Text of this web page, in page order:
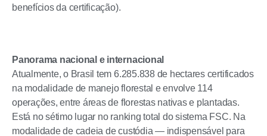
benefícios da certificação).
Panorama nacional e internacional
Atualmente, o Brasil tem 6.285.838 de hectares certificados
na modalidade de manejo florestal e envolve 114
operações, entre áreas de florestas nativas e plantadas.
Está no sétimo lugar no ranking total do sistema FSC. Na
modalidade de cadeia de custódia — indispensável para